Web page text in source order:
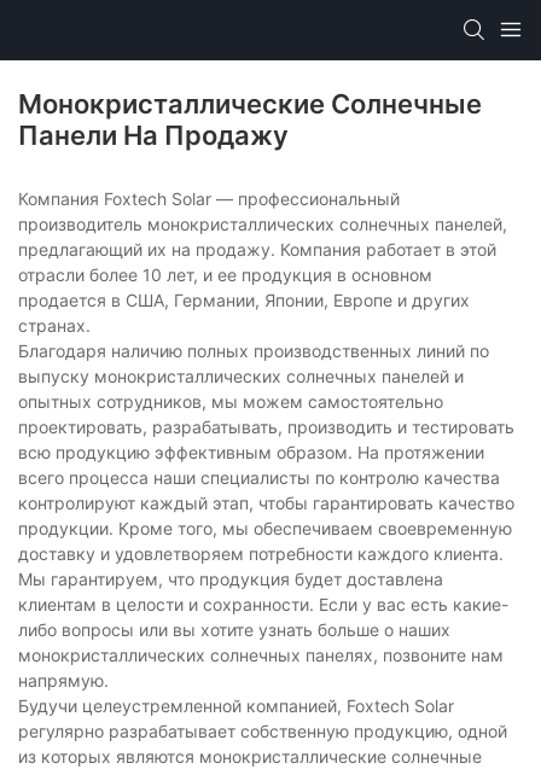
Монокристаллические Солнечные
Панели На Продажу
Компания Foxtech Solar — профессиональный
производитель монокристаллических солнечных панелей,
предлагающий их на продажу. Компания работает в этой
отрасли более 10 лет, и ее продукция в основном
продается в США, Германии, Японии, Европе и других
странах.
Благодаря наличию полных производственных линий по
выпуску монокристаллических солнечных панелей и
опытных сотрудников, мы можем самостоятельно
проектировать, разрабатывать, производить и тестировать
всю продукцию эффективным образом. На протяжении
всего процесса наши специалисты по контролю качества
контролируют каждый этап, чтобы гарантировать качество
продукции. Кроме того, мы обеспечиваем своевременную
доставку и удовлетворяем потребности каждого клиента.
Мы гарантируем, что продукция будет доставлена ​​
клиентам в целости и сохранности. Если у вас есть какие-
либо вопросы или вы хотите узнать больше о наших
монокристаллических солнечных панелях, позвоните нам
напрямую.
Будучи целеустремленной компанией, Foxtech Solar
регулярно разрабатывает собственную продукцию, одной
из которых являются монокристаллические солнечные